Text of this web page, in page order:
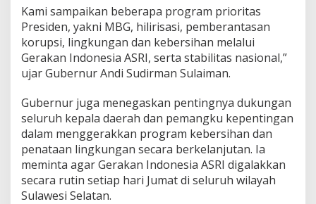
i
n
l
a
n
g
u
n
o
l
h
G
Kami sampaikan beberapa program prioritas
Presiden, yakni MBG, hilirisasi, pemberantasan
korupsi, lingkungan dan kebersihan melalui
Gerakan Indonesia ASRI, serta stabilitas nasional,”
ujar Gubernur Andi Sudirman Sulaiman.
Gubernur juga menegaskan pentingnya dukungan
seluruh kepala daerah dan pemangku kepentingan
dalam menggerakkan program kebersihan dan
penataan lingkungan secara berkelanjutan. Ia
meminta agar Gerakan Indonesia ASRI digalakkan
secara rutin setiap hari Jumat di seluruh wilayah
Sulawesi Selatan.